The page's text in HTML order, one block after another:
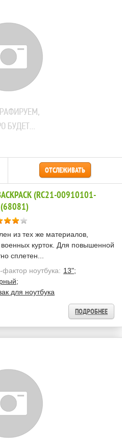
ОТСЛЕЖИВАТЬ
(RC21-00910101-
из тех же материалов,
курток. Для повышенной
сплетен...
ноутбука: 13";
для ноутбука
ПОДРОБНЕЕ